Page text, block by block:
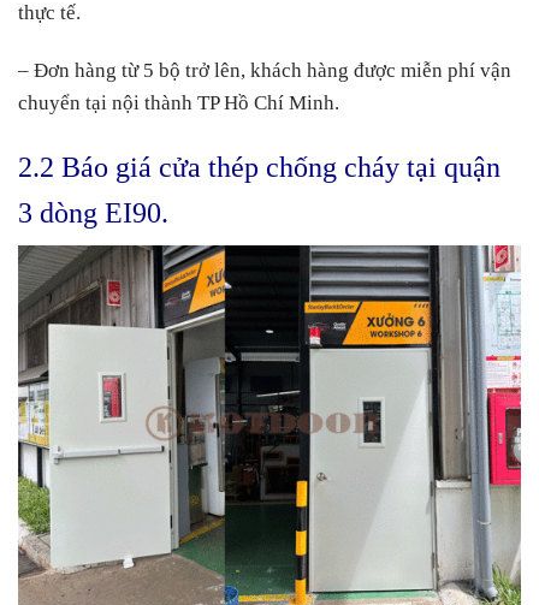
thực tế.
– Đơn hàng từ 5 bộ trở lên, khách hàng được miễn phí vận
chuyển tại nội thành TP Hồ Chí Minh.
2.2 Báo giá cửa thép chống cháy tại quận
3 dòng EI90.